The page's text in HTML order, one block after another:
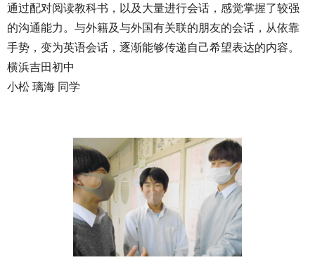
通过配对阅读教科书，以及大量进行会话，感觉掌握了较强
的沟通能力。与外籍及与外国有关联的朋友的会话，从依靠
手势，变为英语会话，逐渐能够传递自己希望表达的内容。
横浜吉田初中
小松 璃海 同学